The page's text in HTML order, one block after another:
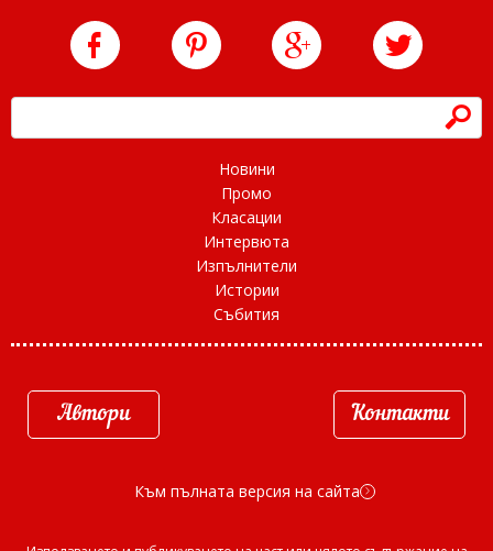
h
Новини
Промо
Класации
Интервюта
Изпълнители
Истории
Събития
Автори Контакти
Към пълната версия на сайта d